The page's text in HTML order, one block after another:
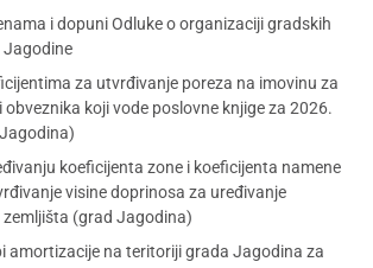
i dopuni Odluke o organizaciji gradskih
Jagodine
za utvrđivanje poreza na imovinu za
koji vode poslovne knjige za 2026.
koeficijenta zone i koeficijenta namene
visine doprinosa za uređivanje
(grad Jagodina)
amortizacije na teritoriji grada Jagodina za